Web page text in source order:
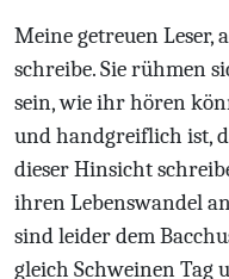
Meine getreuen Leser,
schreibe. Sie rühmen
sein, wie ihr hören
und handgreiflich ist,
dieser Hinsicht
ihren Lebenswandel
sind leider dem
gleich Schweinen Tag